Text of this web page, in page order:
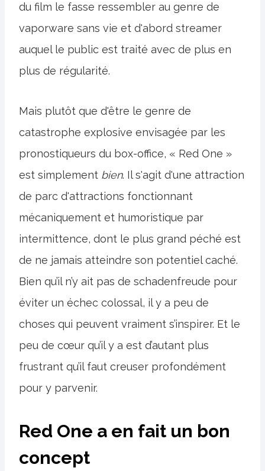
du film le fasse ressembler au genre de
vaporware sans vie et d'abord streamer
auquel le public est traité avec de plus en
plus de régularité.
Mais plutôt que d'être le genre de
catastrophe explosive envisagée par les
pronostiqueurs du box-office, « Red One »
est simplement bien. Il s'agit d'une attraction
de parc d'attractions fonctionnant
mécaniquement et humoristique par
intermittence, dont le plus grand péché est
de ne jamais atteindre son potentiel caché.
Bien qu’il n’y ait pas de schadenfreude pour
éviter un échec colossal, il y a peu de
choses qui peuvent vraiment s’inspirer. Et le
peu de cœur qu’il y a est d’autant plus
frustrant qu’il faut creuser profondément
pour y parvenir.
Red One a en fait un bon
concept